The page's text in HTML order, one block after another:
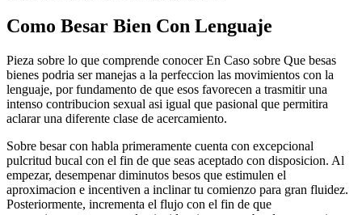
Como Besar Bien Con Lenguaje
Pieza sobre lo que comprende conocer En Caso sobre Que besas
bienes podri­a ser manejas a la perfeccion las movimientos con la
lenguaje, por fundamento de que esos favorecen a trasmitir una
intenso contribucion sexual asi igual que pasional que permitira
aclarar una diferente clase de acercamiento.
Sobre besar con habla primeramente cuenta con excepcional
pulcritud bucal con el fin de que seas aceptado con disposicion. Al
empezar, desempenar diminutos besos que estimulen el
aproximacion e incentiven a inclinar tu comienzo para gran fluidez.
Posteriormente, incrementa el flujo con el fin de que